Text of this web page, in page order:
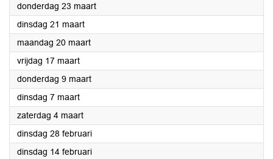
donderdag 23 maart2023
dinsdag 21 maart2023
maandag 20 maart2023
vrijdag 17 maart2023
donderdag 9 maart2023
dinsdag 7 maart2023
zaterdag 4 maart2023
dinsdag 28 februari2023
dinsdag 14 februari2023